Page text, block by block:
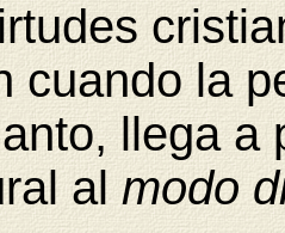
cuando la
llega a
al modo